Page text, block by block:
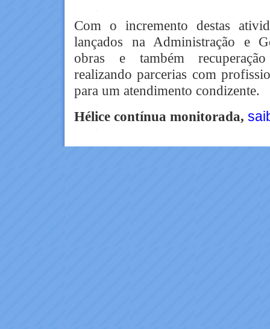
Com o incremento destas
lançados na Administração e
obras e também
realizando parcerias com
para um atendimento condizente.
Hélice contínua monitorada,